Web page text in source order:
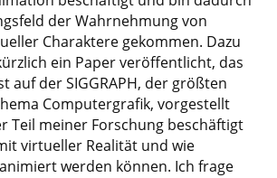
der Wahrnehmung von
Charaktere gekommen. Dazu
ein Paper veröffentlicht, das
auf der SIGGRAPH, der größten
Computergrafik, vorgestellt
Teil meiner Forschung beschäftigt
virtueller Realität und wie
werden können. Ich frage